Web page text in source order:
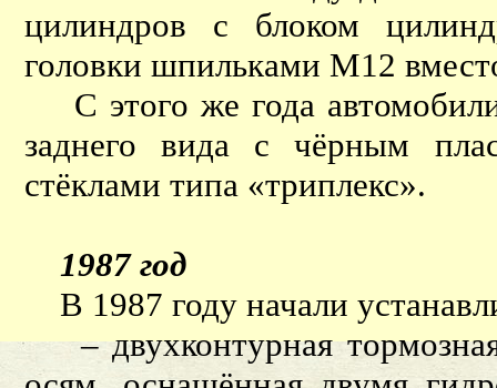
цилиндров с блоком
головки шпильками М12
С этого же года
заднего вида с чёрным
стёклами типа «триплекс».
1987 год
В 1987 году начали
– двухконтурная